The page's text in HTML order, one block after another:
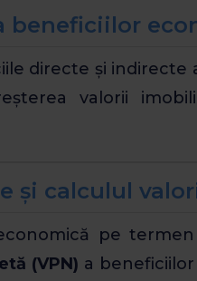
directe și
valorii
și calculul
pe
(VPN) a